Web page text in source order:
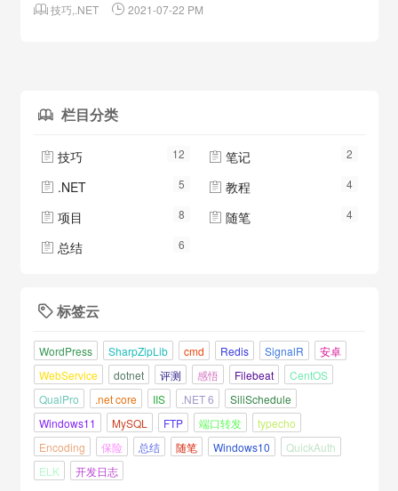
对GB2312等编码的支持回头再来说说解压缩的问题，我用
 技巧 .NET  2021-07-22 PM
 栏目分类
 技巧 12  笔记 2
 .NET 5  教程 4
 项目 8  随笔 4
 总结 6
 标签云
WordPress SharpZipLib cmd Redis SignalR
安卓
WebService
dotnet 评测 感悟 Filebeat
CentOS
QualPro
.net core IIS .NET 6
SiliSchedule
Windows11
MySQL FTP 端口转发
typecho
Encoding
保险 总结 随笔 Windows10
QuickAuth
ELK
开发日志